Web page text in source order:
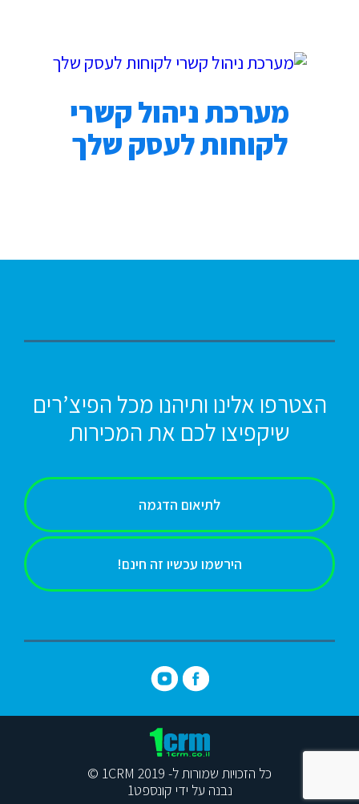
מערכת ניהול קשרי
לקוחות לעסק שלך
הצטרפו אלינו ותיהנו מכל הפיצ’רים
שיקפיצו לכם את המכירות
לתיאום הדגמה
הירשמו עכשיו זה חינם!
כל הזכויות שמורות ל- 1CRM 2019 ©
נבנה על ידי קונספט1